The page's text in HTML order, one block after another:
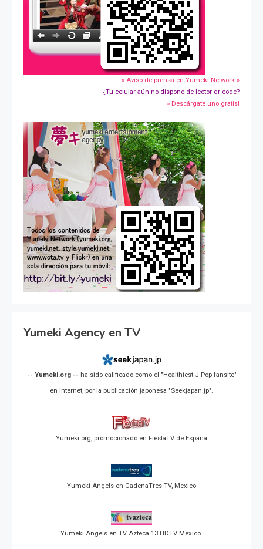
» Aviso de prensa en Yumeki Network »
¿Tu celular aún no dispone de lector qr-code?
» Descárgate uno gratis!
Yumeki Agency en TV
-- Yumeki.org -- ha sido calificado como el "Healthiest J-Pop fansite"
en Internet, por la publicación japonesa "Seekjapan.jp".
Yumeki.org, promocionado en FiestaTV de España
Yumeki Angels en CadenaTres TV, Mexico
Yumeki Angels en TV Azteca 13 HDTV Mexico.